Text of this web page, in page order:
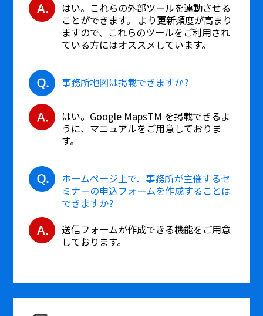
はい。これらの外部ツールを連動させる
ことができます。 より更新頻度が高まり
ますので、これらのツールをご利用され
ている方にはオススメしています。
事務所地図は掲載できますか?
はい。Google MapsTM を掲載できるよ
うに、マニュアルをご用意しておりま
す。
ホームページ上で、事務所が主催するセ
ミナーの申込フォームを作成することは
できますか?
送信フォームが作成できる機能をご用意
しております。